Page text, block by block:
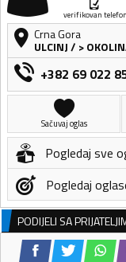
verifikovan telefon
Crna Gora
ULCINJ/ >
+382 69 022
Sačuvaj oglas
Pogledaj sve
Pogledaj
PODIJELI SA